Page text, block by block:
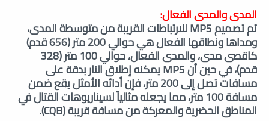
المدى والمدى الفعال:
تم تصميم MP5 للارتباطات القريبة من متوسطة المدى،
ومداها ونطاقها الفعال هي حوالي 200 متر (656 قدم)
كاقصى مدى، و المدى الفعال، حوالي 100 متر (328
قدم)، في حين أن MP5 يمكنه إطلاق النار بدقة على
مسافات تصل إلى 200 متر، فإن أدائه الأمثل يقع ضمن
مسافة 100 متر، مما يجعله مثالياً لسيناريوهات القتال في
المناطق الحضرية والمعركة من مسافة قريبة (CQB).